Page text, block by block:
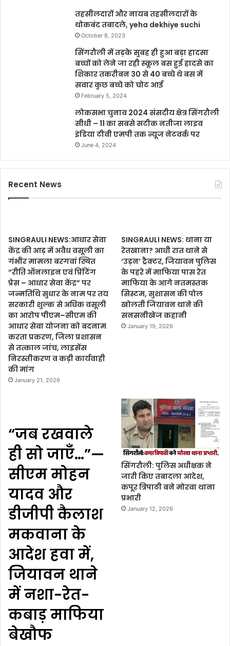
तहसीलदारों और नायब तहसीलदारों के
थोकबंद तबादले, yeha dekhiye suchi
October 8, 2023
सिंगरौली में तड़के सुबह ही हुआ बड़ा हादसा
बच्चों को लेने जा रही स्कूल बस हुई हादसे का
शिकार तकरीबन 30 से 40 बच्चे थे बस में
सवार कुछ बच्चे को चोट आई
February 5, 2024
लोकसभा चुनाव 2024 संसदीय क्षेत्र सिंगरौली
सीधी – 11 का सबसे सटीक नतीजा लाइव
इंडिया टीवी एमपी तक न्यूज नेटवर्क पर
June 4, 2024
Recent News
SINGRAULI NEWS:आधार सेवा
केंद्र की आड़ में अवैध वसूली का
गंभीर मामला बरगवां स्थित
“रीति ऑनलाइन एवं प्रिंटिंग
प्रेस – आधार सेवा केंद्र” पर
जन्मतिथि सुधार के नाम पर तय
सरकारी शुल्क से अधिक वसूली
का आरोप पीएम–सीएम की
आधार सेवा योजना को बदनाम
करता प्रकरण, जिला प्रशासन
से तत्काल जांच, लाइसेंस
निरस्तीकरण व कड़ी कार्यवाही
की मांग
January 21, 2026
SINGRAULI NEWS: थाना या
रेतखाना? आधी रात थाने से
‘उड़न’ ट्रैक्टर, जियावन पुलिस
के पहरे में माफिया पास रेत
माफिया के आगे नतमस्तक
सिस्टम, सुशासन की पोल
खोलती जियावन थाने की
सनसनीखेज कहानी
January 19, 2026
“जब रखवाले
ही सो जाएँ…”—
सीएम मोहन
यादव और
डीजीपी कैलाश
मकवाना के
आदेश हवा में,
जियावन थाने
में नशा-रेत-
कबाड़ माफिया
बेखौफ
सिंगरौली: पुलिस अधीक्षक ने
जारी किए तबादला आदेश,
कपूर त्रिपाठी बने मोरवा थाना
प्रभारी
January 12, 2026